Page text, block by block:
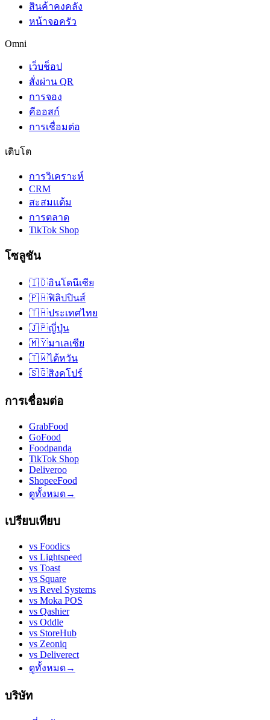
สินค้าคงคลัง
หน้าจอครัว
Omni
เว็บช็อป
สั่งผ่าน QR
การจอง
คีออสก์
การเชื่อมต่อ
เติบโต
การวิเคราะห์
CRM
สะสมแต้ม
การตลาด
TikTok Shop
โซลูชัน
🇮🇩อินโดนีเซีย
🇵🇭ฟิลิปปินส์
🇹🇭ประเทศไทย
🇯🇵ญี่ปุ่น
🇲🇾มาเลเซีย
🇹🇼ไต้หวัน
🇸🇬สิงคโปร์
การเชื่อมต่อ
GrabFood
GoFood
Foodpanda
TikTok Shop
Deliveroo
ShopeeFood
ดูทั้งหมด→
เปรียบเทียบ
vs Foodics
vs Lightspeed
vs Toast
vs Square
vs Revel Systems
vs Moka POS
vs Qashier
vs Oddle
vs StoreHub
vs Zeoniq
vs Deliverect
ดูทั้งหมด→
บริษัท